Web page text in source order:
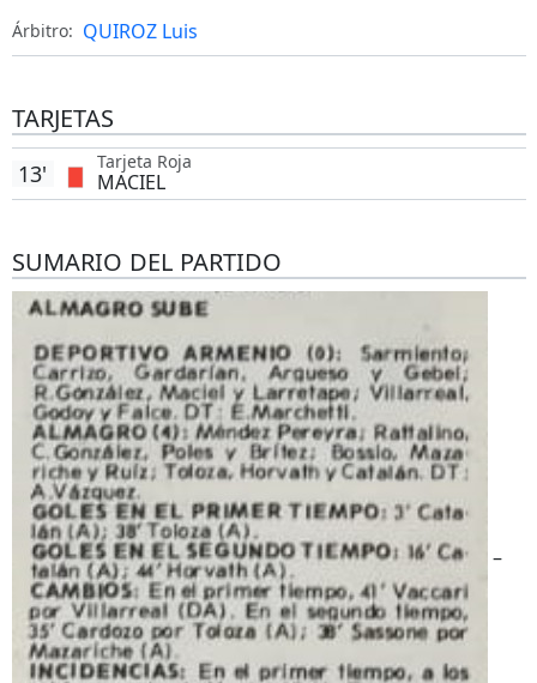
Árbitro: QUIROZ Luis
TARJETAS
Tarjeta Roja
MACIEL
13'
SUMARIO DEL PARTIDO
–